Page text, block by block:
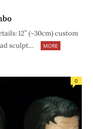
12” (~30cm) custom
sculpt…
MORE
0